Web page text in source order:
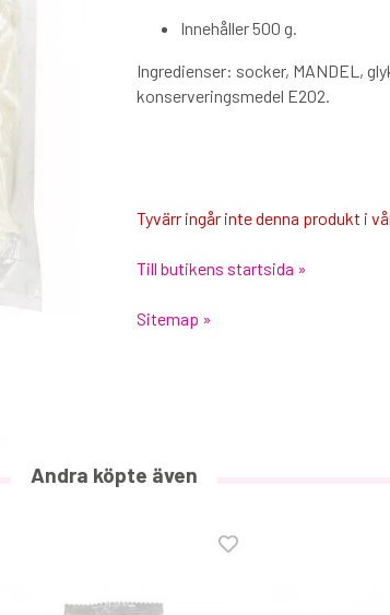
Innehåller 500 g.
Ingredienser: socker, MANDEL,
konserveringsmedel E202.
Tyvärr ingår inte denna produkt i
Till butikens startsida »
Sitemap »
Andra köpte även